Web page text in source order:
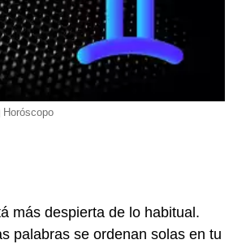
Horóscopo
más despierta de lo habitual.
palabras se ordenan solas en tu